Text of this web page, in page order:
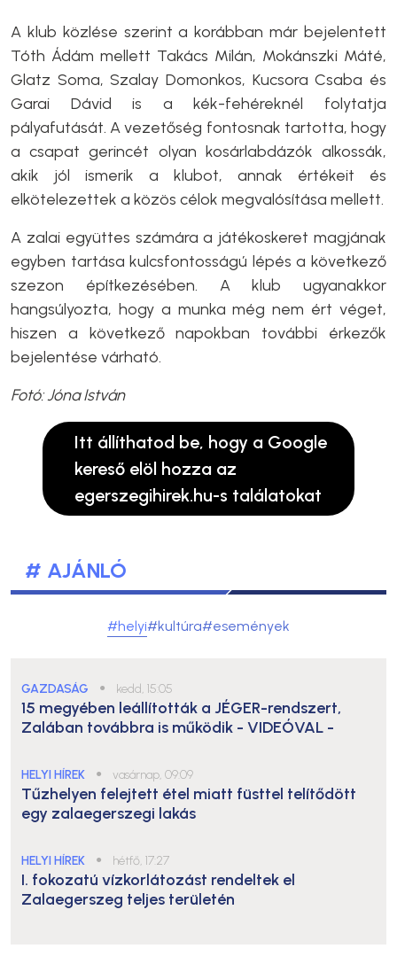
A klub közlése szerint a korábban már bejelentett
Tóth Ádám mellett Takács Milán, Mokánszki Máté,
Glatz Soma, Szalay Domonkos, Kucsora Csaba és
Garai Dávid is a kék-fehéreknél folytatja
pályafutását. A vezetőség fontosnak tartotta, hogy
a csapat gerincét olyan kosárlabdázók alkossák,
akik jól ismerik a klubot, annak értékeit és
elkötelezettek a közös célok megvalósítása mellett.
A zalai együttes számára a játékoskeret magjának
egyben tartása kulcsfontosságú lépés a következő
szezon építkezésében. A klub ugyanakkor
hangsúlyozta, hogy a munka még nem ért véget,
hiszen a következő napokban további érkezők
bejelentése várható.
Fotó: Jóna István
Itt állíthatod be, hogy a Google
kereső elöl hozza az
egerszegihirek.hu-s találatokat
# AJÁNLÓ
#helyi#kultúra#események
GAZDASÁG ● kedd, 15:05
15 megyében leállították a JÉGER-rendszert,
Zalában továbbra is működik - VIDEÓVAL -
HELYI HÍREK ● vasárnap, 09:09
Tűzhelyen felejtett étel miatt füsttel telítődött
egy zalaegerszegi lakás
HELYI HÍREK ● hétfő, 17:27
I. fokozatú vízkorlátozást rendeltek el
Zalaegerszeg teljes területén